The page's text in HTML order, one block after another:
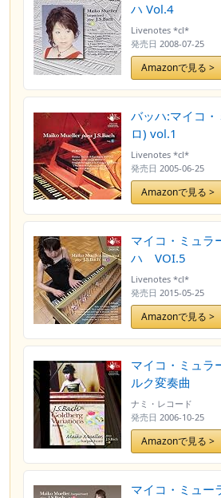
ハ Vol.4
Livenotes *cl*
発売日 2008-07-25
Amazonで見る >
バッハ:マイコ
ロ) vol.1
Livenotes *cl*
発売日 2005-06-25
Amazonで見る >
マイコ・ミュラ
ハ VOI.5
Livenotes *cl*
発売日 2015-05-25
Amazonで見る >
マイコ・ミュラ
ルク変奏曲
ナミ・レコード
発売日 2006-10-25
Amazonで見る >
マイコ・ミュー